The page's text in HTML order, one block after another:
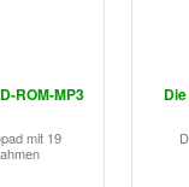
ROM-MP3
mit 19